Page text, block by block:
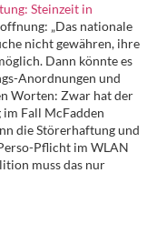
Steinzeit in
„Das nationale
nicht gewähren, ihre
Dann könnte es
Anordnungen und
Worten: Zwar hat der
Fall McFadden
die Störerhaftung und
Pflicht im WLAN
muss das nur